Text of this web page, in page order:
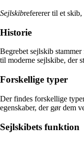
Sejlskibrefererer til et
Historie
Begrebet sejlskib
til moderne sejlskibe, der
Forskellige typer
Der findes forskellige
egenskaber, der gør dem
Sejlskibets funktion